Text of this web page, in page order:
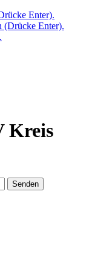
Enter).
(Drücke Enter).
Kreis